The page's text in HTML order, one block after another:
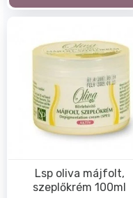
Lsp oliva májfolt,
szeplőkrém 100ml